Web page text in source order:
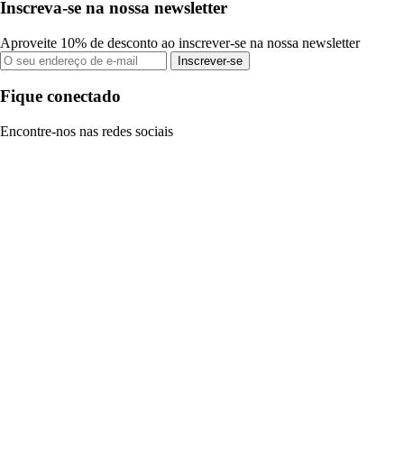
Inscreva-se na nossa newsletter
Aproveite 10% de desconto ao inscrever-se na nossa newsletter
Inscrever-se
Fique conectado
Encontre-nos nas redes sociais